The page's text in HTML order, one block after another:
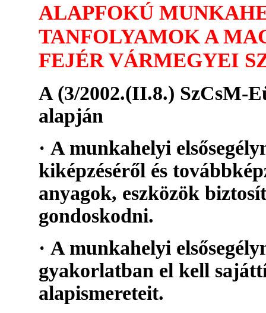
ALAPFOKÚ
TANFOLYAMOK A
FEJÉR VÁRMEGYEI
A (3/2002.(II.8.) SzCsM-
alapján
· A munkahelyi
kiképzéséről és
anyagok, eszközök
gondoskodni.
· A munkahelyi
gyakorlatban el kell
alapismereteit.